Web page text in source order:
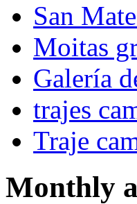
San
Moitas
Galería
trajes
Traje
Monthly